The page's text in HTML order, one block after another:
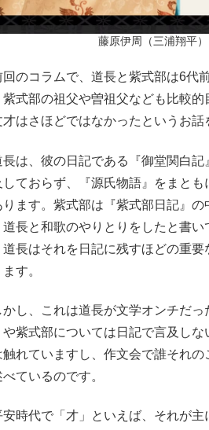
藤原伊周（三浦翔平）
のコラムで、道長と紫式部は6代
紫式部の祖父や曽祖父なども比較
才はさほどではなかったというお話
は、彼の日記である『御堂関白記
しておらず、『源氏物語』をまと
ります。紫式部は『紫式部日記』
道長と和歌のやりとりをしたと書
道長はそれを日記に残すほどの重
す。
し、これは道長が文学オンチだっ
や紫式部については日記で言及し
触れていますし、作文会で誰それ
ているのです。
時代で「才」といえば、それが主